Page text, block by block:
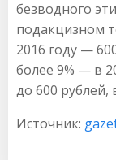
безводного
подакцизном
2016 году —
более 9% — в
до 600 рублей,
Источник: